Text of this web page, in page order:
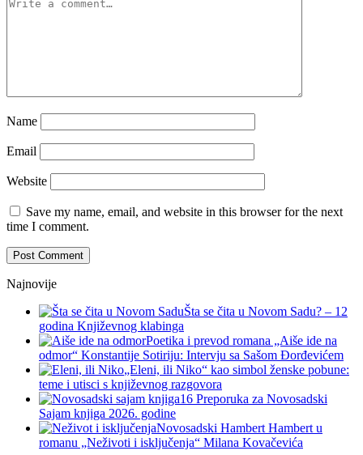
Name
Email
Website
Save my name, email, and website in this browser for the next
time I comment.
Najnovije
Šta se čita u Novom Sadu? – 12
godina Književnog klabinga
Poetika i prevod romana „Aiše ide na
odmor“ Konstantije Sotiriju: Intervju sa Sašom Đorđevićem
„Eleni, ili Niko“ kao simbol ženske pobune:
teme i utisci s književnog razgovora
16 Preporuka za Novosadski
Sajam knjiga 2026. godine
Novosadski Hambert Hambert u
romanu „Neživoti i isključenja“ Milana Kovačevića